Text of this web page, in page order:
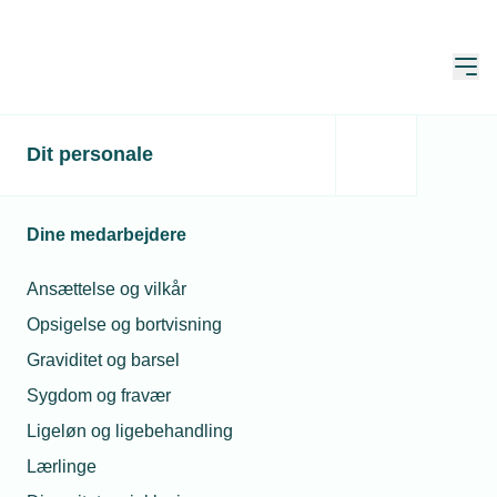
Dit personale
Dine medarbejdere
Ansættelse og vilkår
Opsigelse og bortvisning
Graviditet og barsel
Sygdom og fravær
Ligeløn og ligebehandling
Lærlinge
Den nye bogføringslov
Kun for medlemmer
Hvad betyder den nye lov for din
virksomhed?
Den nye bogføringslov betyder, at alle danske
virksomheder fremover skal lave deres bogføring
digitalt. Hvis tidsplanen holder, så vil din virksomhed